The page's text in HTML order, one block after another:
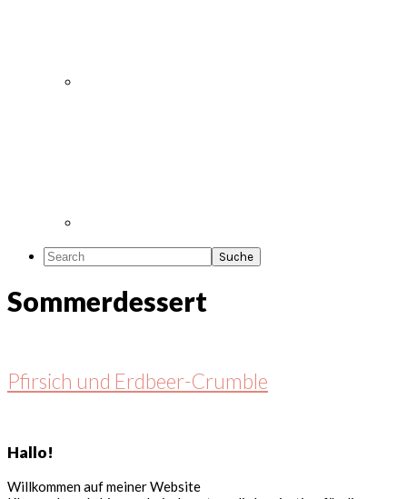
Search
Sommerdessert
Pfirsich und Erdbeer-Crumble
Hallo!
Willkommen auf meiner Website